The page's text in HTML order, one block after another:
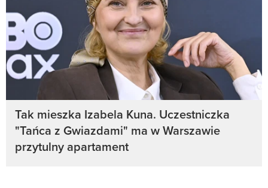
Tak mieszka Izabela Kuna. Uczestniczka
"Tańca z Gwiazdami" ma w Warszawie
przytulny apartament